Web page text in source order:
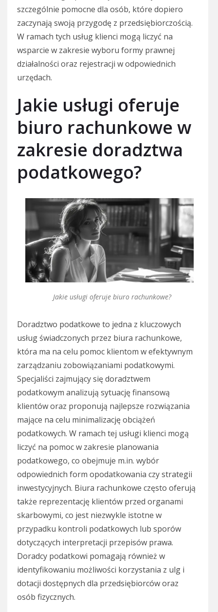
szczególnie pomocne dla osób, które dopiero
zaczynają swoją przygodę z przedsiębiorczością.
W ramach tych usług klienci mogą liczyć na
wsparcie w zakresie wyboru formy prawnej
działalności oraz rejestracji w odpowiednich
urzędach.
Jakie usługi oferuje
biuro rachunkowe w
zakresie doradztwa
podatkowego?
Jakie usługi oferuje biuro rachunkowe?
Doradztwo podatkowe to jedna z kluczowych
usług świadczonych przez biura rachunkowe,
która ma na celu pomoc klientom w efektywnym
zarządzaniu zobowiązaniami podatkowymi.
Specjaliści zajmujący się doradztwem
podatkowym analizują sytuację finansową
klientów oraz proponują najlepsze rozwiązania
mające na celu minimalizację obciążeń
podatkowych. W ramach tej usługi klienci mogą
liczyć na pomoc w zakresie planowania
podatkowego, co obejmuje m.in. wybór
odpowiednich form opodatkowania czy strategii
inwestycyjnych. Biura rachunkowe często oferują
także reprezentację klientów przed organami
skarbowymi, co jest niezwykle istotne w
przypadku kontroli podatkowych lub sporów
dotyczących interpretacji przepisów prawa.
Doradcy podatkowi pomagają również w
identyfikowaniu możliwości korzystania z ulg i
dotacji dostępnych dla przedsiębiorców oraz
osób fizycznych.